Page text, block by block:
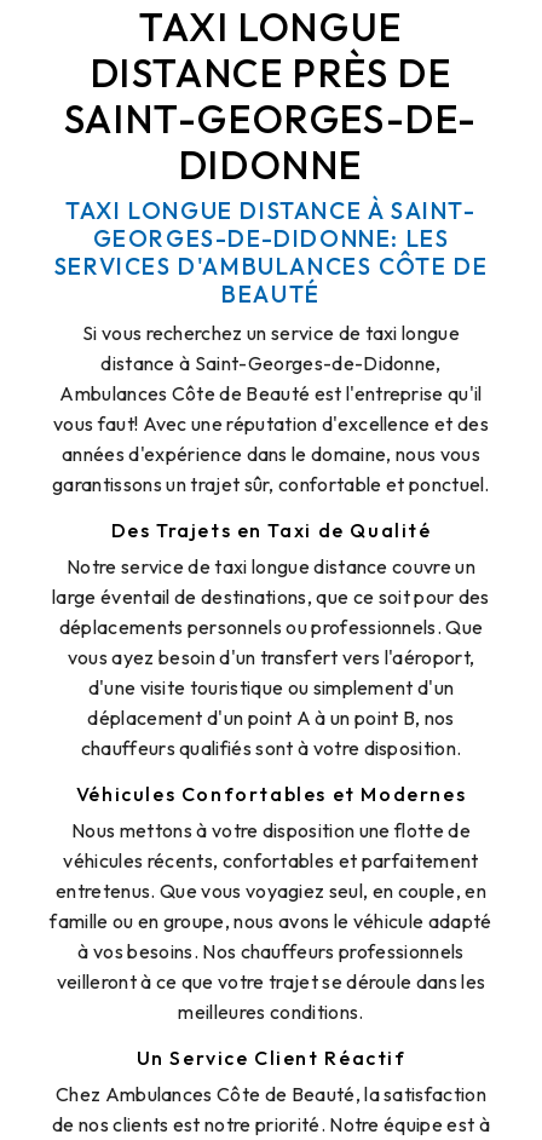
TAXI LONGUE
DISTANCE PRÈS DE
SAINT-GEORGES-DE-
DIDONNE
TAXI LONGUE DISTANCE À SAINT-
GEORGES-DE-DIDONNE: LES
SERVICES D'AMBULANCES CÔTE DE
BEAUTÉ
Si vous recherchez un service de taxi longue
distance à Saint-Georges-de-Didonne,
Ambulances Côte de Beauté est l'entreprise qu'il
vous faut! Avec une réputation d'excellence et des
années d'expérience dans le domaine, nous vous
garantissons un trajet sûr, confortable et ponctuel.
Des Trajets en Taxi de Qualité
Notre service de taxi longue distance couvre un
large éventail de destinations, que ce soit pour des
déplacements personnels ou professionnels. Que
vous ayez besoin d'un transfert vers l'aéroport,
d'une visite touristique ou simplement d'un
déplacement d'un point A à un point B, nos
chauffeurs qualifiés sont à votre disposition.
Véhicules Confortables et Modernes
Nous mettons à votre disposition une flotte de
véhicules récents, confortables et parfaitement
entretenus. Que vous voyagiez seul, en couple, en
famille ou en groupe, nous avons le véhicule adapté
à vos besoins. Nos chauffeurs professionnels
veilleront à ce que votre trajet se déroule dans les
meilleures conditions.
Un Service Client Réactif
Chez Ambulances Côte de Beauté, la satisfaction
de nos clients est notre priorité. Notre équipe est à